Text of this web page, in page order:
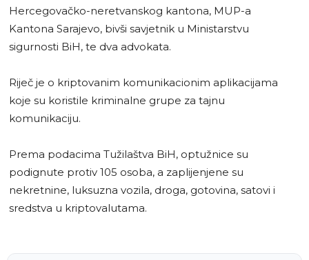
Hercegovačko-neretvanskog kantona, MUP-a
Kantona Sarajevo, bivši savjetnik u Ministarstvu
sigurnosti BiH, te dva advokata.
Riječ je o kriptovanim komunikacionim aplikacijama
koje su koristile kriminalne grupe za tajnu
komunikaciju.
Prema podacima Tužilaštva BiH, optužnice su
podignute protiv 105 osoba, a zaplijenjene su
nekretnine, luksuzna vozila, droga, gotovina, satovi i
sredstva u kriptovalutama.